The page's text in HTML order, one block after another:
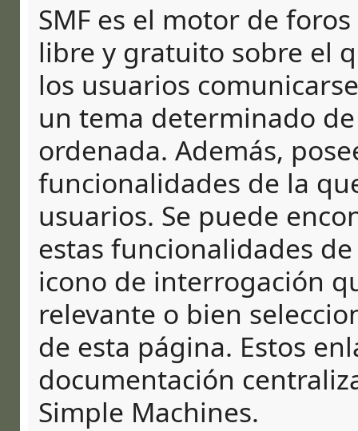
SMF es el motor de
libre y gratuito sobre el
los usuarios
un tema determinado
ordenada. Además,
funcionalidades de la
usuarios. Se puede
estas funcionalidades
icono de interrogación
relevante o bien
de esta página. Estos
documentación
Simple Machines.